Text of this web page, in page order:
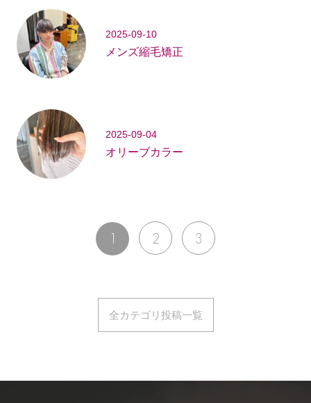
2025-09-10
メンズ縮毛矯正
2025-09-04
オリーブカラー
1 2 3
全カテゴリ投稿一覧